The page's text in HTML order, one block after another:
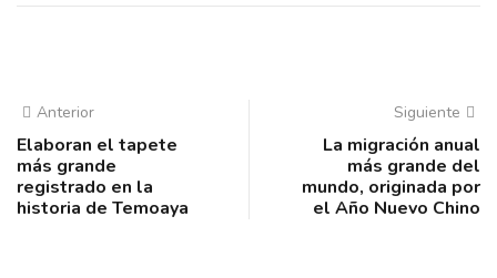
Anterior
Elaboran el tapete
más grande
registrado en la
historia de Temoaya
Siguiente
La migración anual
más grande del
mundo, originada por
el Año Nuevo Chino